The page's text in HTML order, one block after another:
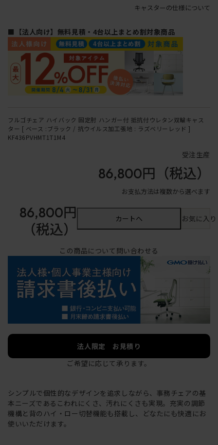
キャスターの仕様について
■【法人向け】無料見積・4台以上まとめ割対象商品
フルゴチェア ハイバック 固定肘 ハンガー付 抵抗付ウレタン双輪キャス
ター [ ベース :ブラック / 抗ウイルス加工張地 : ラズベリーレッド ]
KF436PVHMT1T1M4
受注生産
86,800円 （税込）
お支払方法は複数から選べます
86,800円
（税込）
カートへ お気に入
この商品について問い合わせる
法人限定 お見積り
ご希望に応じて承ります。
シンプルで個性的なデザインを追求しながら、事務チェアの基
本ニーズであるこわれにくさ、汚れにくさも実現。充実の調節
機構と背のハイ・ロー切替機能も搭載し、どなたにも快適にお
使いいただけます。